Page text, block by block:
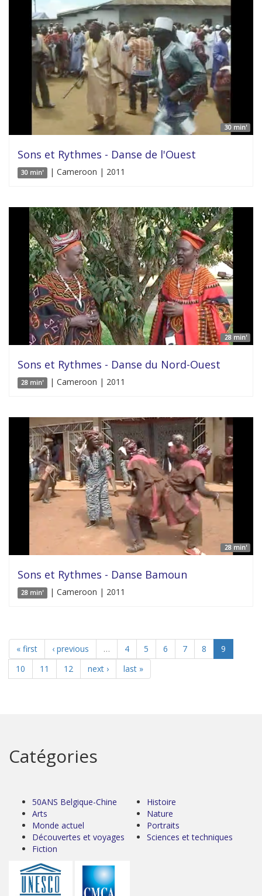
30 min'
Sons et Rythmes - Danse de l'Ouest
30 min' | Cameroon | 2011
28 min'
Sons et Rythmes - Danse du Nord-Ouest
28 min' | Cameroon | 2011
28 min'
Sons et Rythmes - Danse Bamoun
28 min' | Cameroon | 2011
« first ‹ previous … 4 5 6 7 8
9
10
11 12 next › last »
Catégories
50ANS Belgique-Chine
Arts
Monde actuel
Découvertes et voyages
Fiction
Histoire
Nature
Portraits
Sciences et techniques